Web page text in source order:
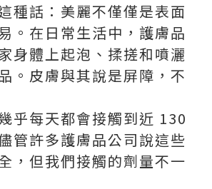
種話：美麗不僅僅是表面
。在日常生活中，護膚品
身體上起泡、揉搓和噴灑
。皮膚與其說是屏障，不
乎每天都會接觸到近 130
管許多護膚品公司說這些
，但我們接觸的劑量不一